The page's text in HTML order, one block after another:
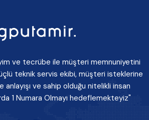
ve tecrübe ile müşteri memnuniyetini
teknik servis ekibi, müşteri isteklerine
anlayışı ve sahip olduğu nitelikli insan
1 Numara Olmayı hedeflemekteyiz"